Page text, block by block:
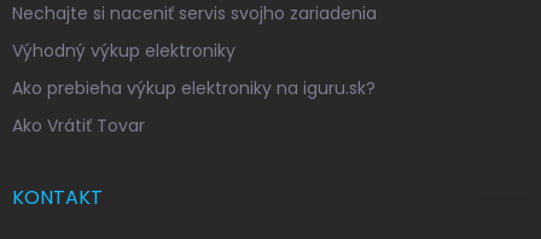
Nechajte si naceniť servis svojho zariadenia
Výhodný výkup elektroniky
Ako prebieha výkup elektroniky na iguru.sk?
Ako Vrátiť Tovar
KONTAKT